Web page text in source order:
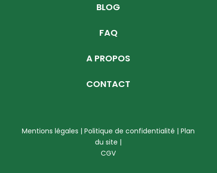
BLOG
FAQ
A PROPOS
CONTACT
Mentions légales | Politique de confidentialité |Plan
du site |
CGV